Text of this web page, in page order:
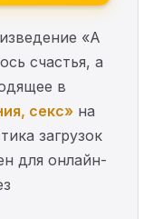
«А
счастья, а
в
секс» на
загрузок
для онлайн-